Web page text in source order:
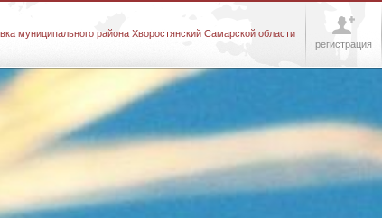
муниципального района Хворостянский Самарской области
регистрация